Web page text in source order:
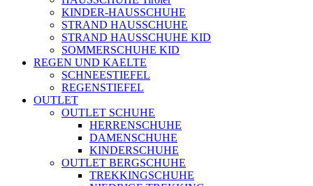
KINDER-HAUSSCHUHE
STRAND HAUSSCHUHE
STRAND HAUSSCHUHE KID
SOMMERSCHUHE KID
REGEN UND KAELTE
SCHNEESTIEFEL
REGENSTIEFEL
OUTLET
OUTLET SCHUHE
HERRENSCHUHE
DAMENSCHUHE
KINDERSCHUHE
OUTLET BERGSCHUHE
TREKKINGSCHUHE